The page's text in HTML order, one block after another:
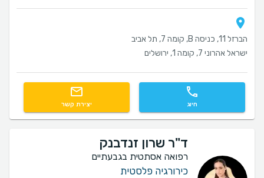
הברזל 11, כניסה B, קומה 7, תל אביב
ישראל אהרוני 7, קומה 1, ירושלים
חיוג יצירת קשר
ד"ר שרון זנדבנק
רפואה אסתטית בגבעתיים
כירורגיה פלסטית